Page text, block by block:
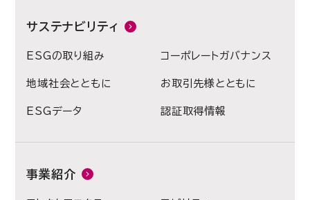
サステナビリティ
ESGの取り組み コーポレートガバナンス
地域社会とともに お取引先様とともに
ESGデータ 認証取得情報
事業紹介